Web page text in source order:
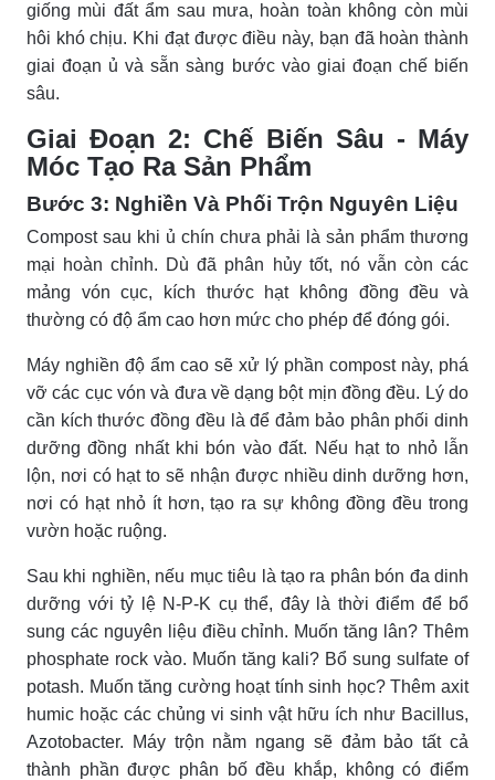
giống mùi đất ẩm sau mưa, hoàn toàn không còn mùi
hôi khó chịu. Khi đạt được điều này, bạn đã hoàn thành
giai đoạn ủ và sẵn sàng bước vào giai đoạn chế biến
sâu.
Giai Đoạn 2: Chế Biến Sâu - Máy
Móc Tạo Ra Sản Phẩm
Bước 3: Nghiền Và Phối Trộn Nguyên Liệu
Compost sau khi ủ chín chưa phải là sản phẩm thương
mại hoàn chỉnh. Dù đã phân hủy tốt, nó vẫn còn các
mảng vón cục, kích thước hạt không đồng đều và
thường có độ ẩm cao hơn mức cho phép để đóng gói.
Máy nghiền độ ẩm cao sẽ xử lý phần compost này, phá
vỡ các cục vón và đưa về dạng bột mịn đồng đều. Lý do
cần kích thước đồng đều là để đảm bảo phân phối dinh
dưỡng đồng nhất khi bón vào đất. Nếu hạt to nhỏ lẫn
lộn, nơi có hạt to sẽ nhận được nhiều dinh dưỡng hơn,
nơi có hạt nhỏ ít hơn, tạo ra sự không đồng đều trong
vườn hoặc ruộng.
Sau khi nghiền, nếu mục tiêu là tạo ra phân bón đa dinh
dưỡng với tỷ lệ N-P-K cụ thể, đây là thời điểm để bổ
sung các nguyên liệu điều chỉnh. Muốn tăng lân? Thêm
phosphate rock vào. Muốn tăng kali? Bổ sung sulfate of
potash. Muốn tăng cường hoạt tính sinh học? Thêm axit
humic hoặc các chủng vi sinh vật hữu ích như Bacillus,
Azotobacter. Máy trộn nằm ngang sẽ đảm bảo tất cả
thành phần được phân bố đều khắp, không có điểm